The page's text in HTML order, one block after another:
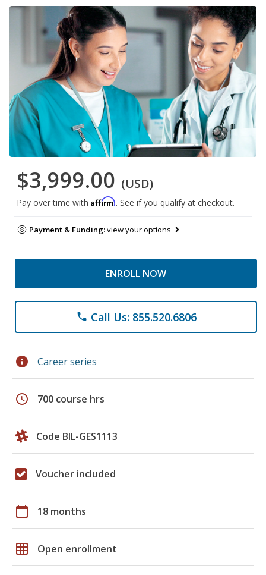
$3,999.00 (USD)
Pay over time with Affirm. See if you qualify at checkout.
Payment & Funding:view your options
ENROLL NOW
phone Call Us: 855.520.6806
info Career series
schedule 700 course hrs
Code BIL-GES1113
Voucher included
calendar_today 18 months
grid_on Open enrollment